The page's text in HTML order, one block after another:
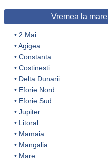
Vremea la mare
• 2 Mai
•Agigea
• Constanta
• Costinesti
• Delta Dunarii
• Eforie Nord
• Eforie Sud
• Jupiter
• Litoral
• Mamaia
• Mangalia
• Mare